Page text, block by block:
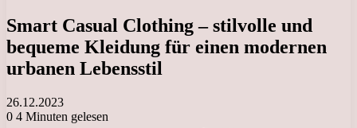
Smart Casual Clothing – stilvolle und
bequeme Kleidung für einen modernen
urbanen Lebensstil
26.12.2023
0 4 Minuten gelesen